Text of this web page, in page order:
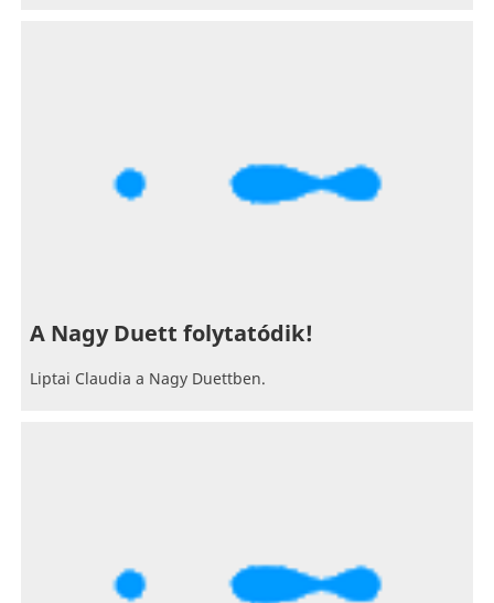
A Nagy Duett folytatódik!
Liptai Claudia a Nagy Duettben.